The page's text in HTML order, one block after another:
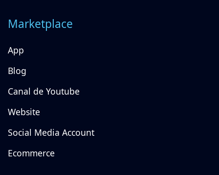
Marketplace
App
Blog
Canal de Youtube
Website
Social Media Account
Ecommerce